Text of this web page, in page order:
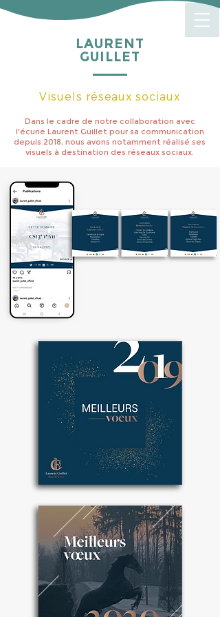
LAURENT
GUILLET
Visuels réseaux sociaux
Dans le cadre de notre collaboration avec
l'écurie Laurent Guillet pour sa communication
depuis 2018, nous avons notamment réalisé ses
visuels à destination des réseaux sociaux.